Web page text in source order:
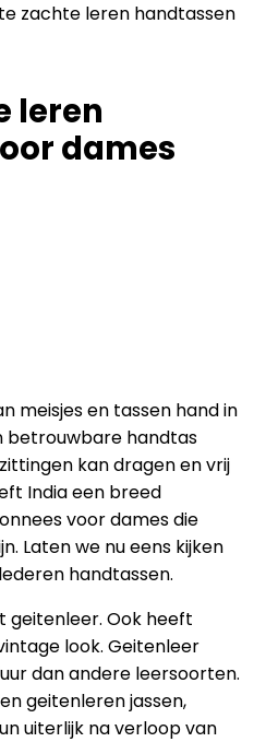
zachte leren handtassen
leren
dames
meisjes en tassen hand in
betrouwbare handtas
kan dragen en vrij
India een breed
voor dames die
Laten we nu eens kijken
handtassen.
geitenleer. Ook heeft
look. Geitenleer
dan andere leersoorten.
geitenleren jassen,
uiterlijk na verloop van